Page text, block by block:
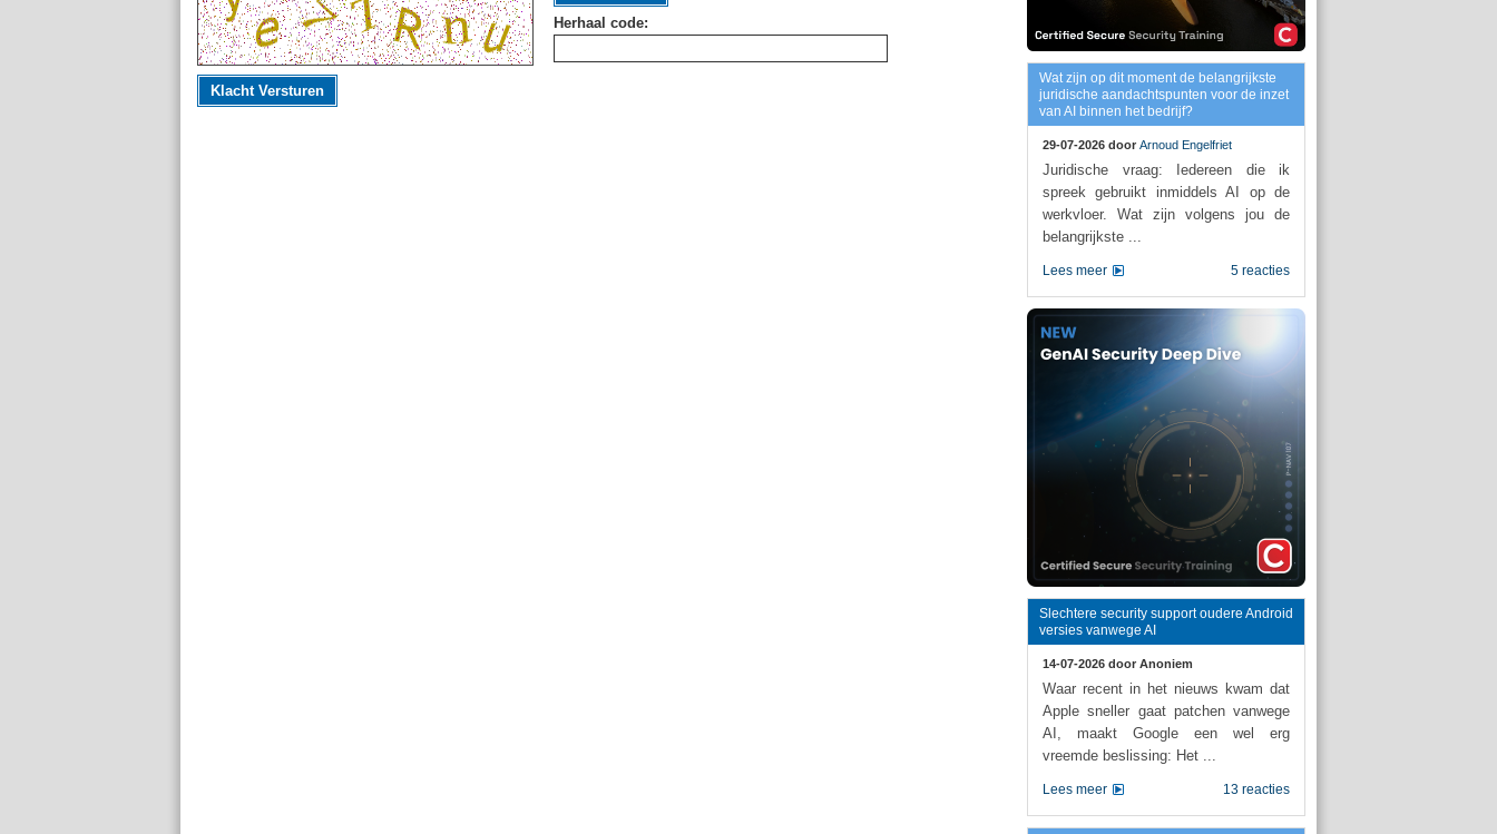
Herhaal code:
Klacht Versturen
Wat zijn op dit moment de belangrijkste
juridische aandachtspunten voor de inzet
van AI binnen het bedrijf?
29-07-2026 door Arnoud Engelfriet
Juridische vraag: Iedereen die ik
spreek gebruikt inmiddels AI op de
werkvloer. Wat zijn volgens jou de
belangrijkste ...
5 reacties
Lees meer
Slechtere security support oudere Android
versies vanwege AI
14-07-2026 door Anoniem
Waar recent in het nieuws kwam dat
Apple sneller gaat patchen vanwege
AI, maakt Google een wel erg
vreemde beslissing: Het ...
13 reacties
Lees meer